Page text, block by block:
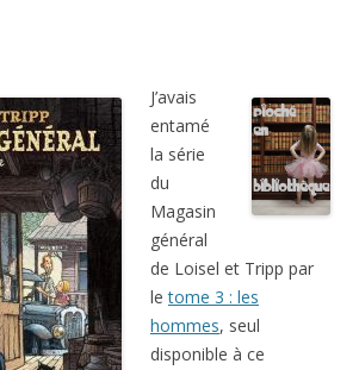
J’avais
entamé
la série
du
Magasin
général
de Loisel et Tripp par
letome 3 : les
hommes, seul
disponible à ce